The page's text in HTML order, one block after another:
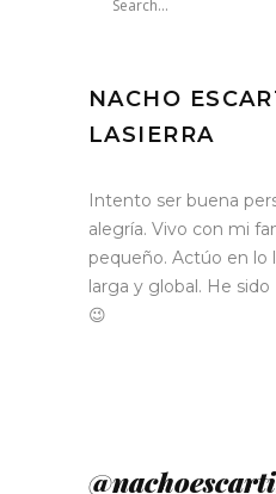
NACHO
LASIERRA
Intento ser buena
alegría. Vivo con mi
pequeño. Actúo en lo
larga y global. He
😉